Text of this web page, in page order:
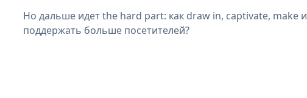
Но дальше идет the hard part: как draw in, captivate, make и
поддержать больше посетителей?